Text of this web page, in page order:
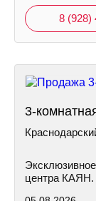
8 (928)
3-
центра КАЯН.